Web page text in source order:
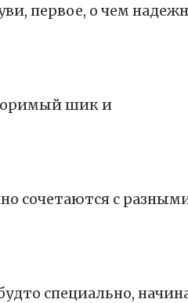
первое, о чем
шик и
сочетаются с
специально,